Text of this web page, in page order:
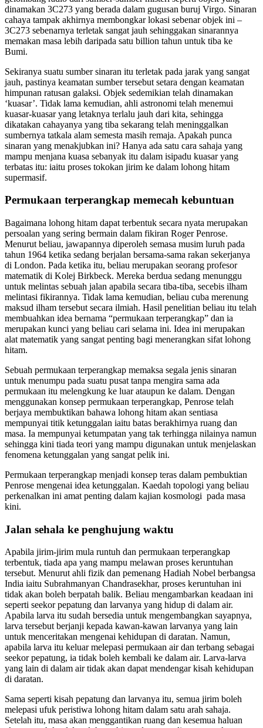
dinamakan 3C273 yang berada dalam gugusan buruj Virgo. Sinaran
cahaya tampak akhirnya membongkar lokasi sebenar objek ini –
3C273 sebenarnya terletak sangat jauh sehinggakan sinarannya
memakan masa lebih daripada satu billion tahun untuk tiba ke
Bumi.
Sekiranya suatu sumber sinaran itu terletak pada jarak yang sangat
jauh, pastinya keamatan sumber tersebut setara dengan keamatan
himpunan ratusan galaksi. Objek sedemikian telah dinamakan
‘kuasar’. Tidak lama kemudian, ahli astronomi telah menemui
kuasar-kuasar yang letaknya terlalu jauh dari kita, sehingga
dikatakan cahayanya yang tiba sekarang telah meninggalkan
sumbernya tatkala alam semesta masih remaja. Apakah punca
sinaran yang menakjubkan ini? Hanya ada satu cara sahaja yang
mampu menjana kuasa sebanyak itu dalam isipadu kuasar yang
terbatas itu: iaitu proses tokokan jirim ke dalam lohong hitam
supermasif.
Permukaan terperangkap memecah kebuntuan
Bagaimana lohong hitam dapat terbentuk secara nyata merupakan
persoalan yang sering bermain dalam fikiran Roger Penrose.
Menurut beliau, jawapannya diperoleh semasa musim luruh pada
tahun 1964 ketika sedang berjalan bersama-sama rakan sekerjanya
di London. Pada ketika itu, beliau merupakan seorang profesor
matematik di Kolej Birkbeck. Mereka berdua sedang menunggu
untuk melintas sebuah jalan apabila secara tiba-tiba, secebis ilham
melintasi fikirannya. Tidak lama kemudian, beliau cuba merenung
maksud ilham tersebut secara ilmiah. Hasil penelitian beliau itu telah
membuahkan idea bernama “permukaan terperangkap” dan ia
merupakan kunci yang beliau cari selama ini. Idea ini merupakan
alat matematik yang sangat penting bagi menerangkan sifat lohong
hitam.
Sebuah permukaan terperangkap memaksa segala jenis sinaran
untuk menumpu pada suatu pusat tanpa mengira sama ada
permukaan itu melengkung ke luar ataupun ke dalam. Dengan
menggunakan konsep permukaan terperangkap, Penrose telah
berjaya membuktikan bahawa lohong hitam akan sentiasa
mempunyai titik ketunggalan iaitu batas berakhirnya ruang dan
masa. Ia mempunyai ketumpatan yang tak terhingga nilainya namun
sehingga kini tiada teori yang mampu digunakan untuk menjelaskan
fenomena ketunggalan yang sangat pelik ini.
Permukaan terperangkap menjadi konsep teras dalam pembuktian
Penrose mengenai idea ketunggalan. Kaedah topologi yang beliau
perkenalkan ini amat penting dalam kajian kosmologi pada masa
kini.
Jalan sehala ke penghujung waktu
Apabila jirim-jirim mula runtuh dan permukaan terperangkap
terbentuk, tiada apa yang mampu melawan proses keruntuhan
tersebut. Menurut ahli fizik dan pemenang Hadiah Nobel berbangsa
India iaitu Subrahmanyan Chandrasekhar, proses keruntuhan ini
tidak akan boleh berpatah balik. Beliau mengambarkan keadaan ini
seperti seekor pepatung dan larvanya yang hidup di dalam air.
Apabila larva itu sudah bersedia untuk mengembangkan sayapnya,
larva tersebut berjanji kepada kawan-kawan larvanya yang lain
untuk menceritakan mengenai kehidupan di daratan. Namun,
apabila larva itu keluar melepasi permukaan air dan terbang sebagai
seekor pepatung, ia tidak boleh kembali ke dalam air. Larva-larva
yang lain di dalam air tidak akan dapat mendengar kisah kehidupan
di daratan.
Sama seperti kisah pepatung dan larvanya itu, semua jirim boleh
melepasi ufuk peristiwa lohong hitam dalam satu arah sahaja.
Setelah itu, masa akan menggantikan ruang dan kesemua haluan